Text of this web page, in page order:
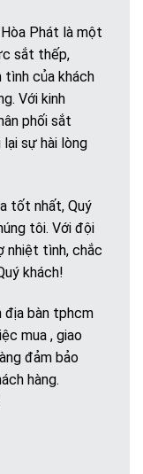
Phát là một
sắt thếp,
của khách
Với kinh
phối sắt
sự hài lòng
tốt nhất, Quý
tôi. Với đội
nhiệt tình, chắc
khách!
địa bàn tphcm
mua , giao
đảm bảo
hàng.